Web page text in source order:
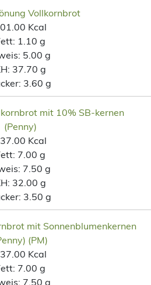
Vollkornbrot
Kcal
1.10 g
5.00 g
37.70 g
3.60 g
mit 10% SB-kernen
(Penny)
Kcal
7.00 g
7.50 g
32.00 g
3.50 g
mit Sonnenblumenkernen
(PM)
Kcal
7.00 g
7.50 g